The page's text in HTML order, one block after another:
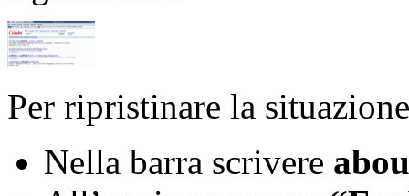
Per ripristinare la
Nella barra scrivere